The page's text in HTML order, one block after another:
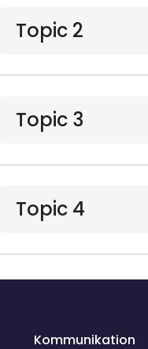
Topic 2
Topic 3
Topic 4
Kommunikation